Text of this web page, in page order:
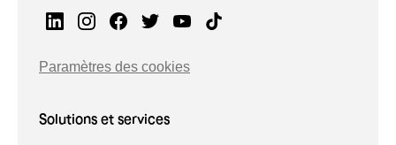
Paramètres des cookies
Solutions et services